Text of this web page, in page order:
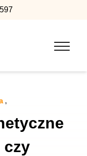
czy